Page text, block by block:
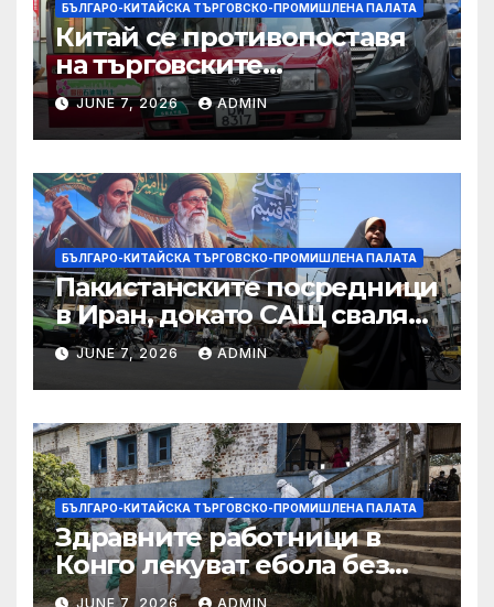
БЪЛГАРО-КИТАЙСКА ТЪРГОВСКО-ПРОМИШЛЕНА ПАЛАТА
Китай се противопоставя
на търговските
ограничителни мерки на
САЩ във връзка с искове за
принудителен труд:
Министерство на
търговията
JUNE 7, 2026 ADMIN
БЪЛГАРО-КИТАЙСКА ТЪРГОВСКО-ПРОМИШЛЕНА ПАЛАТА
Пакистанските посредници
в Иран, докато САЩ свалят
дронове, Ливан търси мир
JUNE 7, 2026 ADMIN
БЪЛГАРО-КИТАЙСКА ТЪРГОВСКО-ПРОМИШЛЕНА ПАЛАТА
Здравните работници в
Конго лекуват ебола без
заплащане, докато СЗО
JUNE 7, 2026 ADMIN